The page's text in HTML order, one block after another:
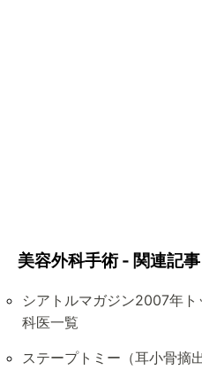
美容外科手術 - 関連記事
シアトルマガジン2007年
科医一覧
ステープトミー（耳小骨摘